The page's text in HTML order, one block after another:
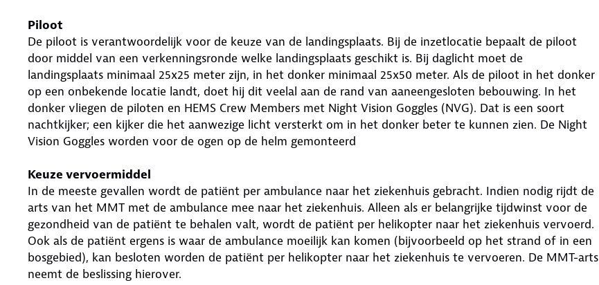
Piloot
De piloot is verantwoordelijk voor de keuze van de landingsplaats. Bij de inzetlocatie bepaalt de piloot
door middel van een verkenningsronde welke landingsplaats geschikt is. Bij daglicht moet de
landingsplaats minimaal 25x25 meter zijn, in het donker minimaal 25x50 meter. Als de piloot in het donker
op een onbekende locatie landt, doet hij dit veelal aan de rand van aaneengesloten bebouwing. In het
donker vliegen de piloten en HEMS Crew Members met Night Vision Goggles (NVG). Dat is een soort
nachtkijker; een kijker die het aanwezige licht versterkt om in het donker beter te kunnen zien. De Night
Vision Goggles worden voor de ogen op de helm gemonteerd
Keuze vervoermiddel
In de meeste gevallen wordt de patiënt per ambulance naar het ziekenhuis gebracht. Indien nodig rijdt de
arts van het MMT met de ambulance mee naar het ziekenhuis. Alleen als er belangrijke tijdwinst voor de
gezondheid van de patiënt te behalen valt, wordt de patiënt per helikopter naar het ziekenhuis vervoerd.
Ook als de patiënt ergens is waar de ambulance moeilijk kan komen (bijvoorbeeld op het strand of in een
bosgebied), kan besloten worden de patiënt per helikopter naar het ziekenhuis te vervoeren. De MMT-arts
neemt de beslissing hierover.